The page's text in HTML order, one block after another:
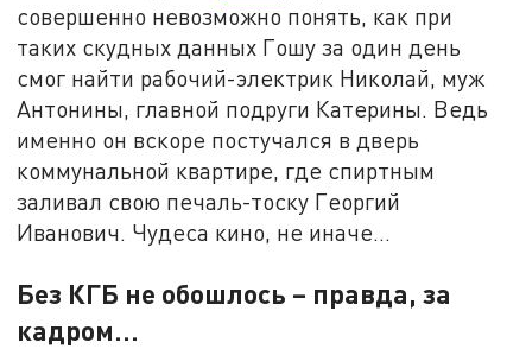
совершенно невозможно понять, как при
таких скудных данных Гошу за один день
смог найти рабочий-электрик Николай, муж
Антонины, главной подруги Катерины. Ведь
именно он вскоре постучался в дверь
коммунальной квартире, где спиртным
заливал свою печаль-тоску Георгий
Иванович. Чудеса кино, не иначе…
Без КГБ не обошлось – правда, за
кадром…